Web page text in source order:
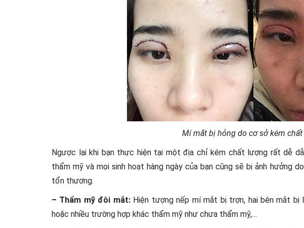
Mí mắt bị hỏng do cơ sở kém
Ngược lại khi bạn thực hiện tại một địa chỉ kém chất lượng rất dễ
thẩm mỹ và mọi sinh hoạt hàng ngày của bạn cũng sẽ bị ảnh hưởng
tổn thương.
– Thẩm mỹ đôi mắt:Hiện tượng nếp mí mắt bị trợn, hai bên mắt bị
hoặc nhiều trường hợp khác thẩm mỹ như chưa thẩm mỹ,…